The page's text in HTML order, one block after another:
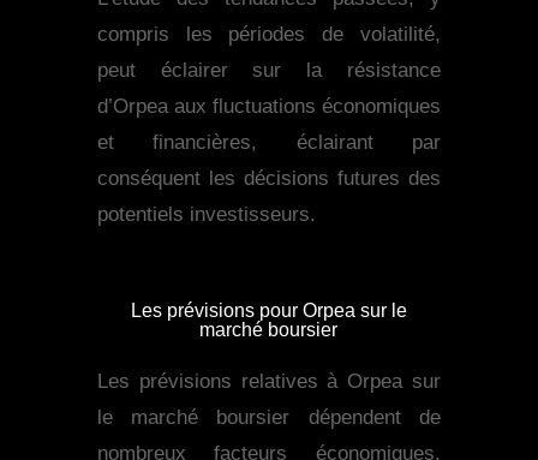
compris les périodes de volatilité,
peut éclairer sur la résistance
d’Orpea aux fluctuations économiques
et financières, éclairant par
conséquent les décisions futures des
potentiels investisseurs.
Les prévisions pour Orpea sur le
marché boursier
Les prévisions relatives à Orpea sur
le marché boursier dépendent de
nombreux facteurs économiques,